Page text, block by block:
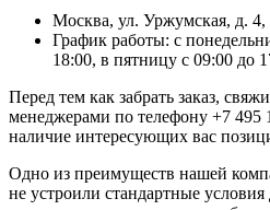
Москва, ул. Уржумская, д. 4,
График работы: с
18:00, в пятницу с 09:00 до
Перед тем как забрать заказ,
менеджерами по телефону +7 495
наличие интересующих вас
Одно из преимуществ нашей
не устроили стандартные